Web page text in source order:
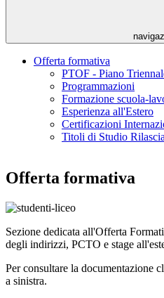
Offerta formativa
PTOF - Piano
Programmazioni
Formazione scuola-
Esperienza all'Estero
Certificazioni
Titoli di Studio
Offerta formativa
Sezione dedicata all'Offerta
degli indirizzi, PCTO e stage
Per consultare la documentazione
a sinistra.